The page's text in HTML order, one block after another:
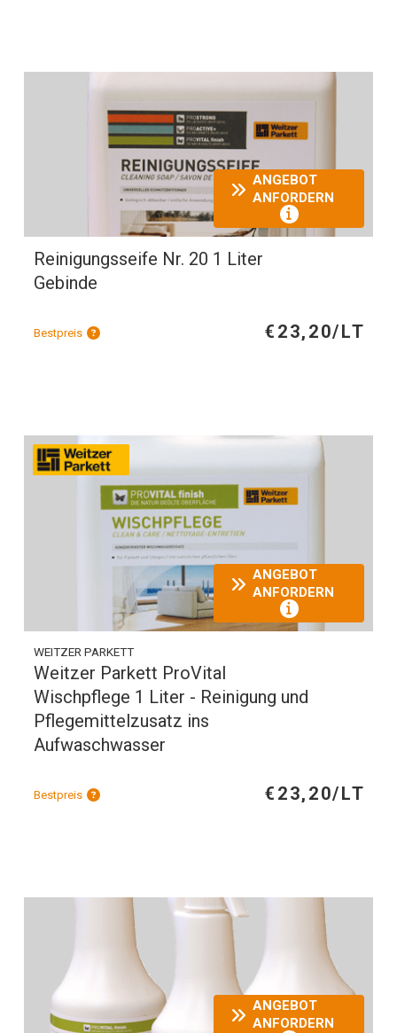
ANGEBOT
ANFORDERN
Reinigungsseife Nr. 20 1 Liter
Gebinde
Bestpreis €23,20/LT
ANGEBOT
ANFORDERN
WEITZER PARKETT
Weitzer Parkett ProVital
Wischpflege 1 Liter - Reinigung und
Pflegemittelzusatz ins
Aufwaschwasser
Bestpreis €23,20/LT
ANGEBOT
ANFORDERN